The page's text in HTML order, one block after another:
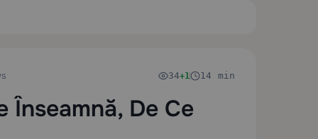
34+1 14 min
De Ce